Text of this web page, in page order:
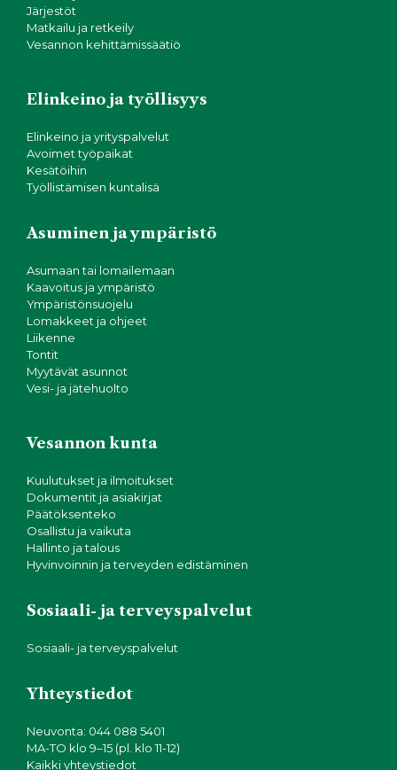
Järjestöt
Matkailu ja retkeily
Vesannon kehittämissäätiö
Elinkeino ja työllisyys
Elinkeino ja yrityspalvelut
Avoimet työpaikat
Kesätöihin
Työllistämisen kuntalisä
Asuminen ja ympäristö
Asumaan tai lomailemaan
Kaavoitus ja ympäristö
Ympäristönsuojelu
Lomakkeet ja ohjeet
Liikenne
Tontit
Myytävät asunnot
Vesi- ja jätehuolto
Vesannon kunta
Kuulutukset ja ilmoitukset
Dokumentit ja asiakirjat
Päätöksenteko
Osallistu ja vaikuta
Hallinto ja talous
Hyvinvoinnin ja terveyden edistäminen
Sosiaali- ja terveyspalvelut
Sosiaali- ja terveyspalvelut
Yhteystiedot
Neuvonta: 044 088 5401
MA-TO klo 9–15 (pl. klo 11-12)
Kaikki yhteystiedot